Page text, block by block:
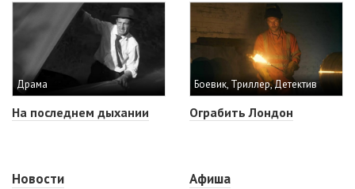
Драма
На последнем дыхании
Боевик, Триллер, Детектив
Ограбить Лондон
Новости
Афиша